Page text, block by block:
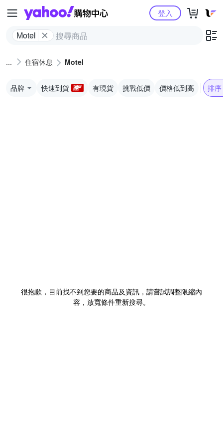
Yahoo購物中心
Motel
登入
住宿休息 Motel
品牌 快速到貨 有現貨 挑戰低價 價格低到高 排序
很抱歉，目前找不到您要的商品及資訊，請嘗試調整限縮內
容，放寬條件重新搜尋。